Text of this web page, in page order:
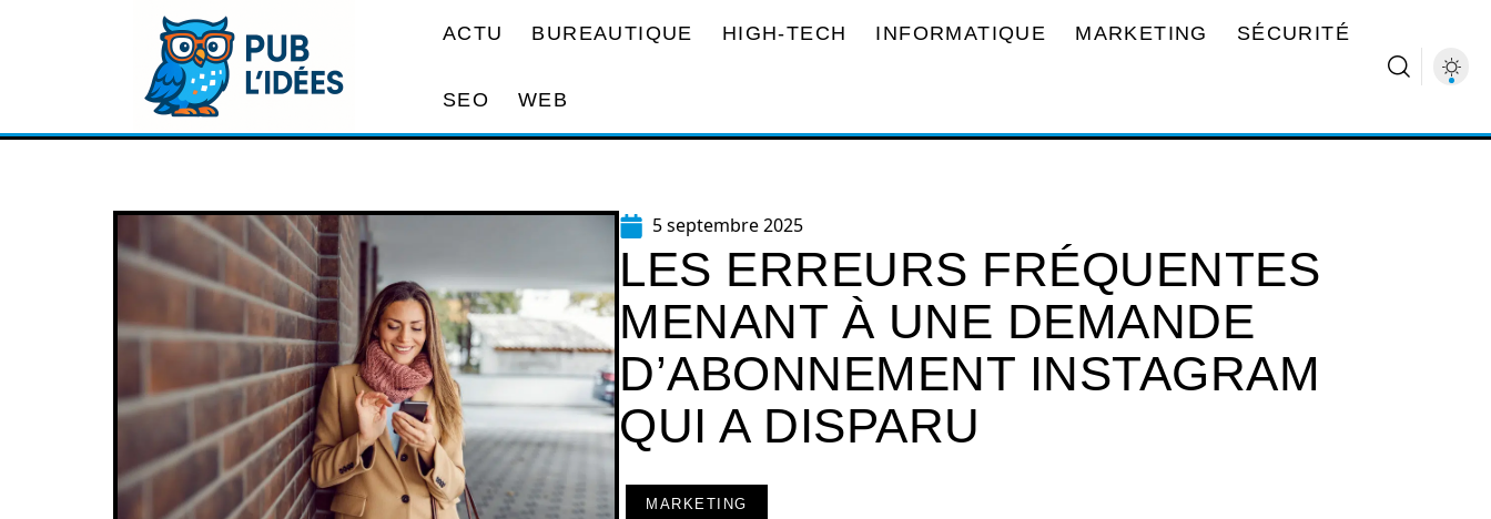
ACTU BUREAUTIQUE HIGH-TECH INFORMATIQUE MARKETING SÉCURITÉ
SEO WEB
5 septembre 2025
LES ERREURS FRÉQUENTES
MENANT À UNE DEMANDE
D’ABONNEMENT INSTAGRAM
QUI A DISPARU
MARKETING